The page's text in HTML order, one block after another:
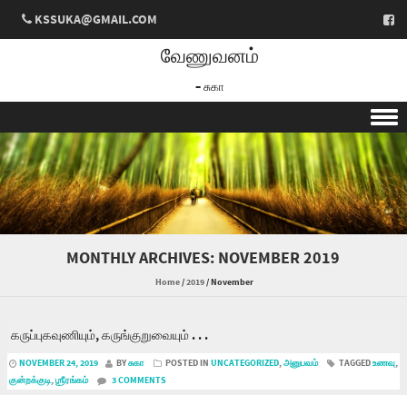
KSSUKA@GMAIL.COM
வேணுவனம்
– சுகா
Skip to content
MONTHLY ARCHIVES: NOVEMBER 2019
Home/2019/November
கருப்புகவுணியும், கருங்குறுவையும் . . .
NOVEMBER 24, 2019 BYசுகா POSTED IN UNCATEGORIZED,அனுபவம் TAGGEDஉணவு,
குன்றக்குடி,ஶ்ரீரங்கம் 3 COMMENTS